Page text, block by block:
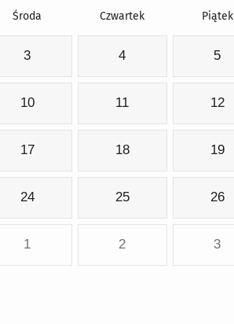
Środa Czwartek Piątek
3 4 5
10 11 12
17 18 19
24 25 26
1 2 3